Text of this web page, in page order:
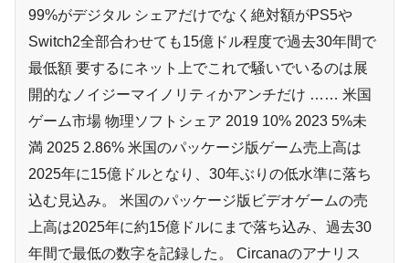
99%がデジタル シェアだけでなく絶対額がPS5や
Switch2全部合わせても15億ドル程度で過去30年間で
最低額 要するにネット上でこれで騒いでいるのは展
開的なノイジーマイノリティかアンチだけ …… 米国
ゲーム市場 物理ソフトシェア 2019 10% 2023 5%未
満 2025 2.86% 米国のパッケージ版ゲーム売上高は
2025年に15億ドルとなり、30年ぶりの低水準に落ち
込む見込み。 米国のパッケージ版ビデオゲームの売
上高は2025年に約15億ドルにまで落ち込み、過去30
年間で最低の数字を記録した。 Circanaのアナリス